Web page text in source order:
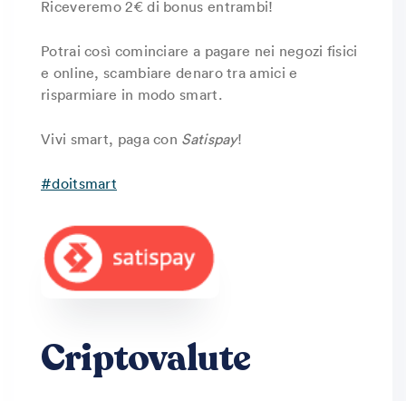
Riceveremo 2€ di bonus entrambi!
Potrai così cominciare a pagare nei negozi fisici
e online, scambiare denaro tra amici e
risparmiare in modo smart.
Vivi smart, paga con Satispay!
#doitsmart
Criptovalute